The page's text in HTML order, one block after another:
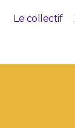
Le collectif